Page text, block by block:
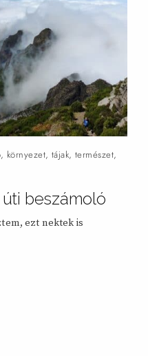
, környezet, tájak, természet,
beszámoló
ezt nektek is